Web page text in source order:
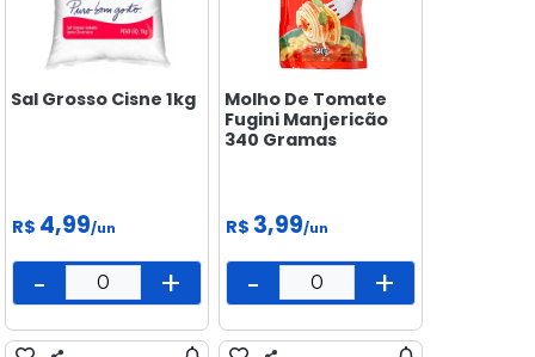
Sal Grosso Cisne 1kg
R$ 4,99/un
- +
Molho De Tomate
Fugini Manjericão
340 Gramas
R$ 3,99/un
- +